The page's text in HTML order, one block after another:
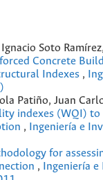
Soto
Concrete
Indexes ,
Patiño, Juan
indexes (WQI) to
,
Ingeniería e
for
,
Ingeniería